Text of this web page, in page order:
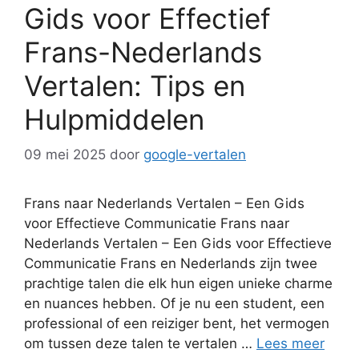
Gids voor Effectief
Frans-Nederlands
Vertalen: Tips en
Hulpmiddelen
09 mei 2025 door google-vertalen
Frans naar Nederlands Vertalen – Een Gids
voor Effectieve Communicatie Frans naar
Nederlands Vertalen – Een Gids voor Effectieve
Communicatie Frans en Nederlands zijn twee
prachtige talen die elk hun eigen unieke charme
en nuances hebben. Of je nu een student, een
professional of een reiziger bent, het vermogen
om tussen deze talen te vertalen … Lees meer